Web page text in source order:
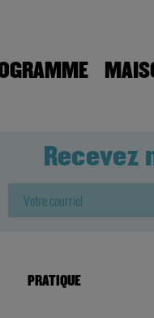
PRATIQUE